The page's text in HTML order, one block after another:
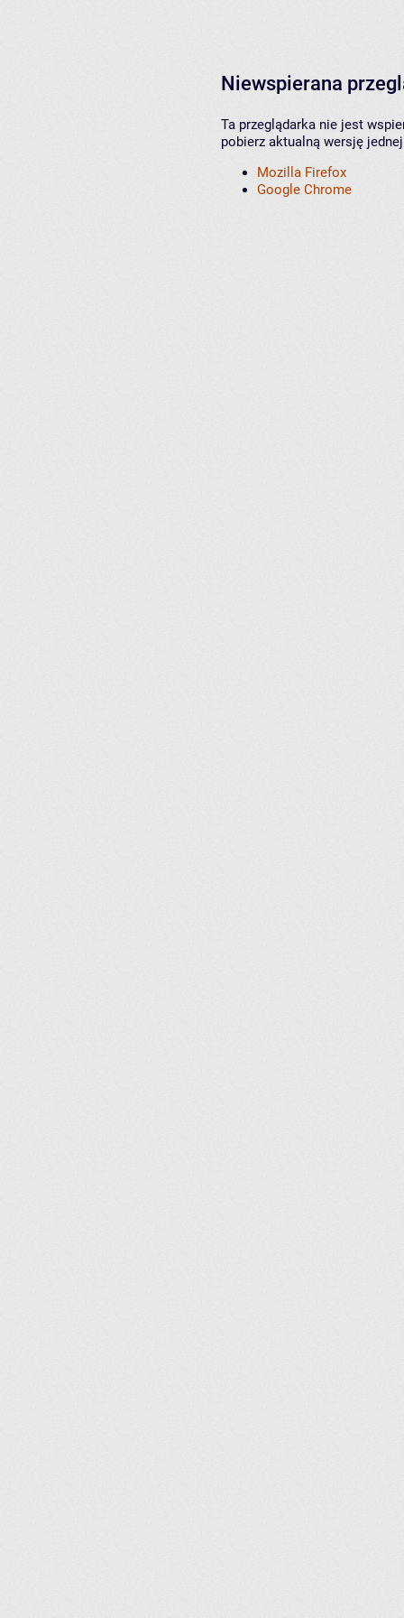
Niewspierana
Ta przeglądarka nie jest
pobierz aktualną wersję
Mozilla Firefox
Google Chrome